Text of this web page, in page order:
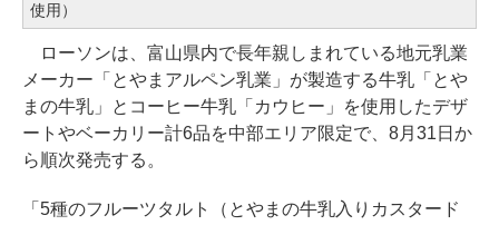
使用）
ローソンは、富山県内で長年親しまれている地元乳業
メーカー「とやまアルペン乳業」が製造する牛乳「とや
まの牛乳」とコーヒー牛乳「カウヒー」を使用したデザ
ートやベーカリー計6品を中部エリア限定で、8月31日か
ら順次発売する。
「5種のフルーツタルト（とやまの牛乳入りカスタード